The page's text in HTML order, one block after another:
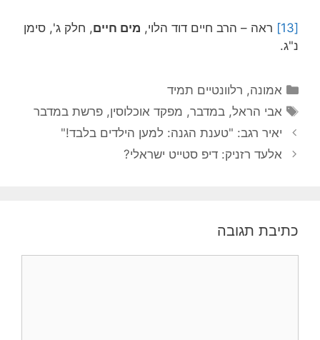
[13] ראה – הרב חיים דוד הלוי, מים חיים, חלק ג', סימן
נ"ג.
קטגוריות
אמונה, רלוונטיים תמיד
תגיות
אבי הראל,במדבר, מפקד אוכלוסין,פרשת במדבר
יאיר רגב: "טענת הגנה: למען הילדים בלבד!"
אלעד רזניק: דיפ סטייט ישראלי?
כתיבת תגובה